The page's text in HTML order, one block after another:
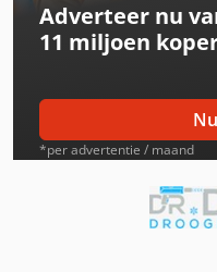
International 533
International 553
International 554
International 633
International 644
Adverteer nu
11 miljoen
*per advertentie / maand